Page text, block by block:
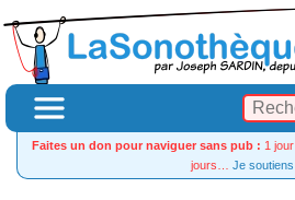
Faites un don pour naviguer sans pub : 1
jours… Je soutiens